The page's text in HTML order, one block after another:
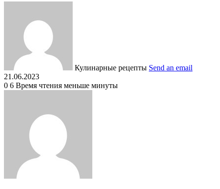
Кулинарные рецепты Send an email
21.06.2023
0 6 Время чтения меньше минуты